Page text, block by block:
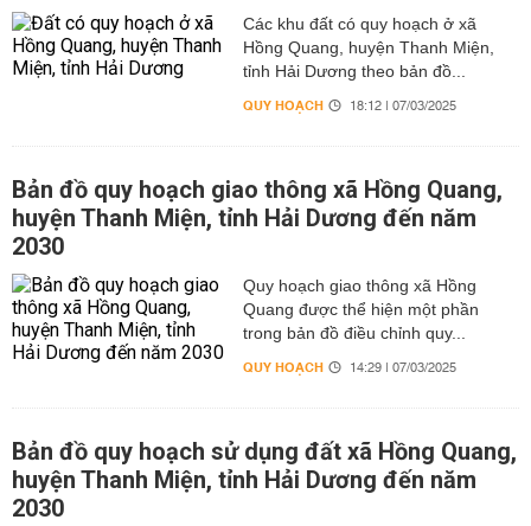
Các khu đất có quy hoạch ở xã
Hồng Quang, huyện Thanh Miện,
tỉnh Hải Dương theo bản đồ...
QUY HOẠCH 18:12 | 07/03/2025
Bản đồ quy hoạch giao thông xã Hồng Quang,
huyện Thanh Miện, tỉnh Hải Dương đến năm
2030
Quy hoạch giao thông xã Hồng
Quang được thể hiện một phần
trong bản đồ điều chỉnh quy...
QUY HOẠCH 14:29 | 07/03/2025
Bản đồ quy hoạch sử dụng đất xã Hồng Quang,
huyện Thanh Miện, tỉnh Hải Dương đến năm
2030